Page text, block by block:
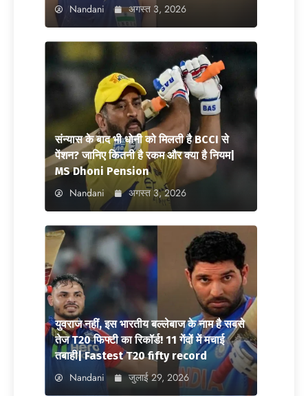
Nandani अगस्त 3, 2026
संन्यास के बाद भी धोनी को मिलती है BCCI से
पेंशन? जानिए कितनी है रकम और क्या है नियम|
MS Dhoni Pension
Nandani अगस्त 3, 2026
युवराज नहीं, इस भारतीय बल्लेबाज के नाम है सबसे
तेज T20 फिफ्टी का रिकॉर्ड! 11 गेंदों में मचाई
तबाही| Fastest T20 fifty record
Nandani जुलाई 29, 2026